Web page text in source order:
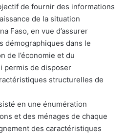
de fournir des informations
de la situation
Faso, en vue d’assurer
démographiques dans le
de l’économie et du
permis de disposer
structurelles de
en une énumération
et des ménages de chaque
des caractéristiques